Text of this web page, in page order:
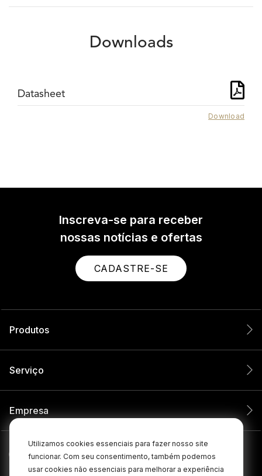
Utilizamos cookies essenciais para fazer nosso site
funcionar. Com seu consentimento, também podemos
usar cookies não essenciais para melhorar a experiência
Downloads
Datasheet
Download
Inscreva-se para receber
nossas notícias e ofertas
CADASTRE-SE
Produtos
Serviço
Empresa